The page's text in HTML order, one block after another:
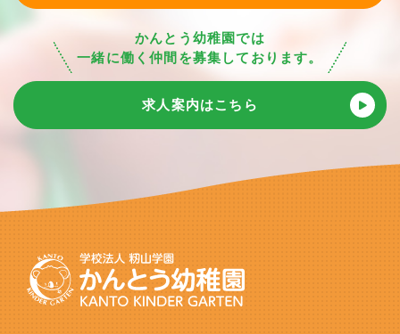
かんとう幼稚園では
一緒に働く仲間を募集しております。
求人案内はこちら